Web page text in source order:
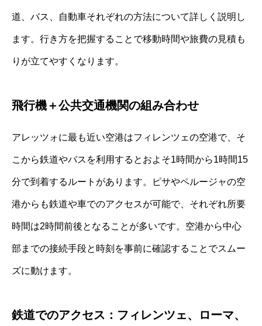
道、バス、自動車それぞれの方法について詳しく説明し
ます。行き方を把握することで移動時間や旅費の見積も
りが立てやすくなります。
飛行機＋公共交通機関の組み合わせ
アレッツォに最も近い空港はフィレンツェの空港で、そ
こから鉄道やバスを利用するとおよそ1時間から1時間15
分で到着するルートがあります。ピサやペルージャの空
港からも鉄道や車でのアクセスが可能で、それぞれ所要
時間は2時間前後となることが多いです。空港から中心
部までの接続手段と時刻を事前に確認することでスムー
ズに動けます。
鉄道でのアクセス：フィレンツェ、ローマ、